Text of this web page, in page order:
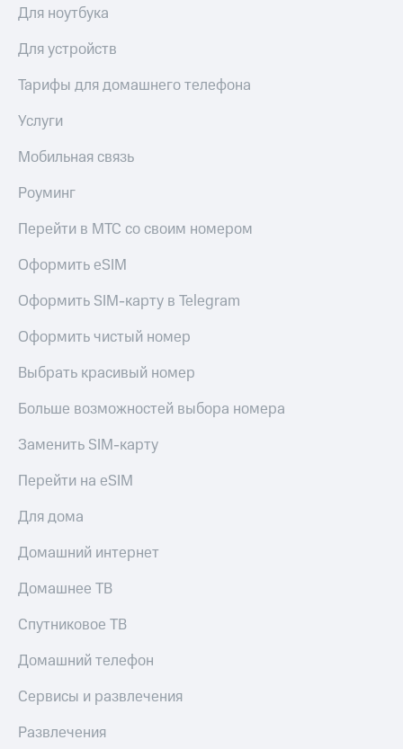
Для ноутбука
Для устройств
Тарифы для домашнего телефона
Услуги
Мобильная связь
Роуминг
Перейти в МТС со своим номером
Оформить eSIM
Оформить SIM-карту в Telegram
Оформить чистый номер
Выбрать красивый номер
Больше возможностей выбора номера
Заменить SIM-карту
Перейти на eSIM
Для дома
Домашний интернет
Домашнее ТВ
Спутниковое ТВ
Домашний телефон
Сервисы и развлечения
Развлечения